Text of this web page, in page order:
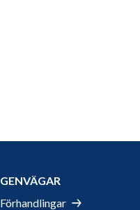
GENVÄGAR
Förhandlingar